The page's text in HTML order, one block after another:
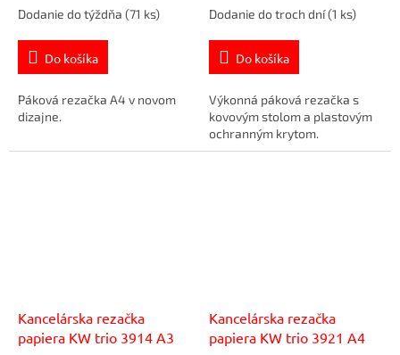
Dodanie do týždňa (71 ks)
Do košíka
Páková rezačka A4 v novom
dizajne.
Dodanie do troch dní(1 ks)
Do košíka
Výkonná páková rezačka s
kovovým stolom a plastovým
ochranným krytom.
Kancelárska rezačka
papiera KW trio 3914 A3
Kancelárska rezačka
papiera KW trio 3921 A4